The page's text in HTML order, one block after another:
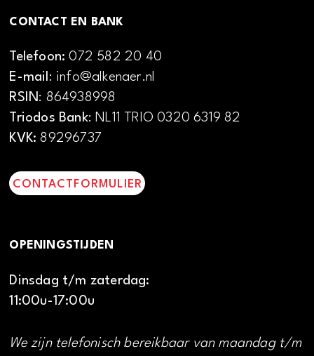
CONTACT EN BANK
Telefoon:072 582 20 40
E-mail: info@alkenaer.nl
RSIN: 864938998
Triodos Bank: NL11 TRIO 0320 6319 82
KVK: 89296737
CONTACTFORMULIER
OPENINGSTIJDEN
Dinsdag t/m zaterdag:
11:00u-17:00u
We zijn telefonisch bereikbaar van maandag t/m